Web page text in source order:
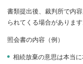
書類提出後、裁判所で内
られてくる場合があります
照会書の内容（例）
相続放棄の意思は本当